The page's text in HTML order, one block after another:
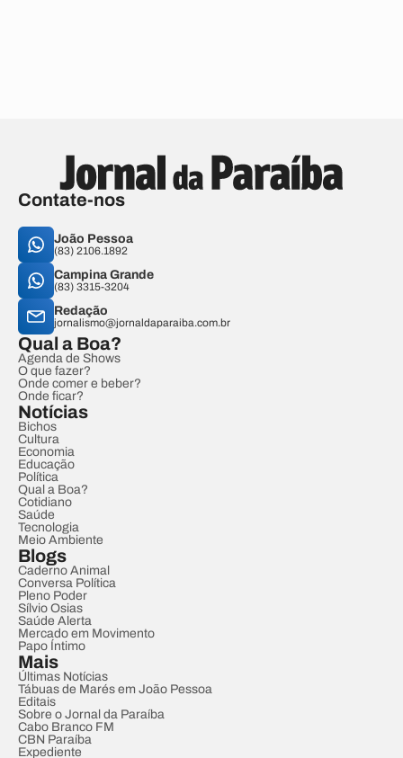
Contate-nos
João Pessoa
(83) 2106.1892
Campina Grande
(83) 3315-3204
Redação
jornalismo@jornaldaparaiba.com.br
Qual a Boa?
Agenda de Shows
O que fazer?
Onde comer e beber?
Onde ficar?
Notícias
Bichos
Cultura
Economia
Educação
Política
Qual a Boa?
Cotidiano
Saúde
Tecnologia
Meio Ambiente
Blogs
Caderno Animal
Conversa Política
Pleno Poder
Sílvio Osias
Saúde Alerta
Mercado em Movimento
Papo Íntimo
Mais
Últimas Notícias
Tábuas de Marés em João Pessoa
Editais
Sobre o Jornal da Paraíba
Cabo Branco FM
CBN Paraíba
Expediente